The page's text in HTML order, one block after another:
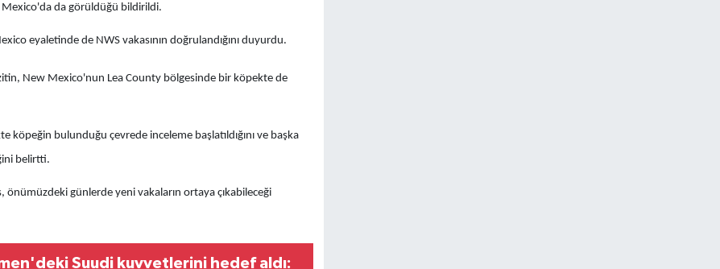
Mexico'da da görüldüğü bildirildi.
eyaletinde de NWS vakasının doğrulandığını duyurdu.
New Mexico'nun Lea County bölgesinde bir köpekte de
bulunduğu çevrede inceleme başlatıldığını ve başka
belirtti.
günlerde yeni vakaların ortaya çıkabileceği
Suudi kuvvetlerini hedef aldı: